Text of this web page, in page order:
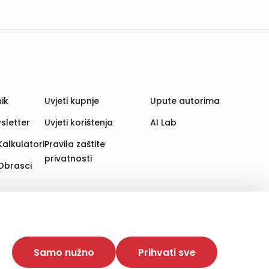
Time poboljšavamo korisničko iskustvo,
web stranica i uređaja u tu svrhu. Naši partneri
Opcija „Prihvati sve“ omogućuje postavljanje i
Samo nužno Prihvati sve
Uvjeti kupnje
Uvjeti korištenja
Pravila zaštite
privatnosti
Upute autorima
AI Lab